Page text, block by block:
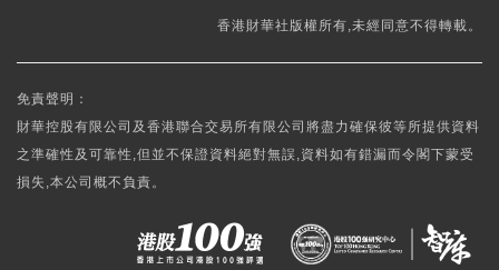
香港財華社版權所有,未經同意不得轉載。
免責聲明：
財華控股有限公司及香港聯合交易所有限公司將盡力確保彼等所提供資料
之準確性及可靠性,但並不保證資料絕對無誤,資料如有錯漏而令閣下蒙受
損失,本公司概不負責。